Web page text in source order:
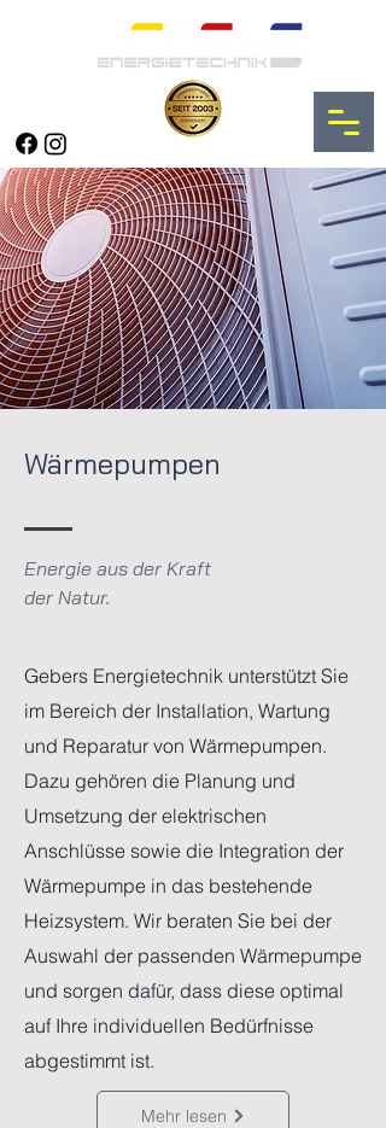
Wärmepumpen
Energie aus der Kraft
der Natur.
Gebers Energietechnik unterstützt Sie
im Bereich der Installation, Wartung
und Reparatur von Wärmepumpen.
Dazu gehören die Planung und
Umsetzung der elektrischen
Anschlüsse sowie die Integration der
Wärmepumpe in das bestehende
Heizsystem. Wir beraten Sie bei der
Auswahl der passenden Wärmepumpe
und sorgen dafür, dass diese optimal
auf Ihre individuellen Bedürfnisse
abgestimmt ist.
Mehr lesen